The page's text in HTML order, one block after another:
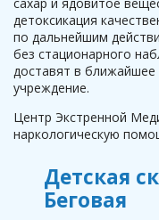
детоксикация
по дальнейшим
без стационарного
доставят в
учреждение.
Центр Экстренной
наркологическую
Детская
Беговая